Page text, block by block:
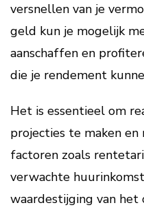
versnellen van je
geld kun je mogelijk
aanschaffen en
die je rendement
Het is essentieel om
projecties te maken
factoren zoals
verwachte
waardestijging van het